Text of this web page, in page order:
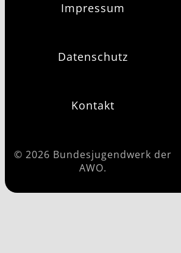
Impressum
Datenschutz
Kontakt
© 2026 Bundesjugendwerk der
AWO.